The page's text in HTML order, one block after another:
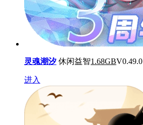
灵魂潮汐 休闲益智1.68GBV0.49.0
进入